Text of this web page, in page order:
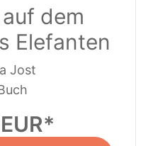
dem
Elefanten
Jost